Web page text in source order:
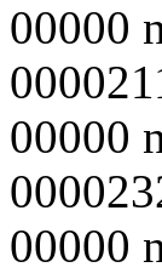
00000
00000
00000